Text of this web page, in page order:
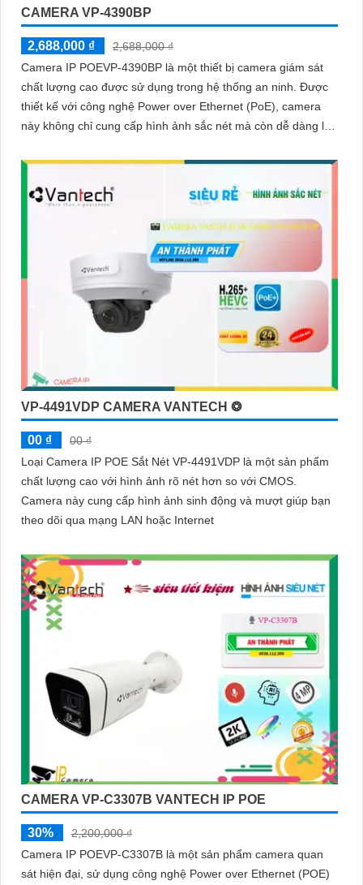
CAMERA VP-4390BP
2,688,000 ₫
2,688,000 ₫
Camera IP POEVP-4390BP là một thiết bị camera giám sát
chất lượng cao được sử dụng trong hệ thống an ninh. Được
thiết kế với công nghệ Power over Ethernet (PoE), camera
này không chỉ cung cấp hình ảnh sắc nét mà còn dễ dàng lắp
VP-4491VDP CAMERA VANTECH ❂
00 ₫
00 ₫
Loại Camera IP POE Sắt Nét VP-4491VDP là một sản phẩm
chất lượng cao với hình ảnh rõ nét hơn so với CMOS.
Camera này cung cấp hình ảnh sinh động và mượt giúp bạn
theo dõi qua mạng LAN hoặc Internet
CAMERA VP-C3307B VANTECH IP POE
30%
2,200,000 ₫
Camera IP POEVP-C3307B là một sản phẩm camera quan
sát hiện đại, sử dụng công nghệ Power over Ethernet (POE)